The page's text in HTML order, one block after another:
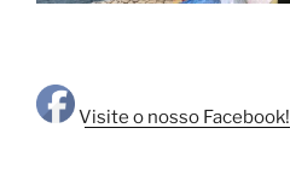
Visite o nosso Facebook!